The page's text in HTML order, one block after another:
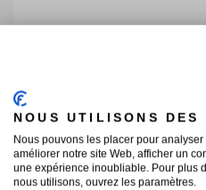
NOUS UTILISONS DES
Nous pouvons les placer pour
améliorer notre site Web, afficher un
une expérience inoubliable. Pour plus
nous utilisons, ouvrez les paramètres.